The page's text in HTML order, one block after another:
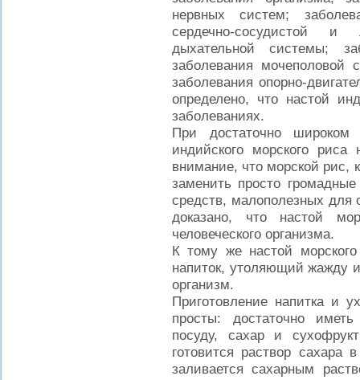
нервных систем;
сердечно-сосудистой и
дыхательной системы;
заболевания мочеполовой
заболевания опорно-
определено, что настой
заболеваниях.
При достаточно широком
индийского морского
внимание, что морской рис,
заменить просто громадные
средств, малополезных для
доказано, что настой
человеческого организма.
К тому же настой
напиток, утоляющий жажду
организм.
Приготовление напитка и
просты: достаточно
посуду, сахар и
готовится раствор
заливается сахарным